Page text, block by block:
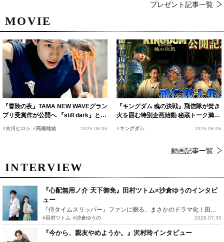
MOVIE
『冒険の夜』TAMA NEW WAVEグラン
プリ受賞作が公開へ 『still dark』と同
時上映決定
#古川ヒロシ #髙橋雄祐 2026.08.06
『キングダム 魂の決戦』飛信隊が焚き
火を囲む特別企画始動 秘蔵トーク満載
の“キングダムキャンプ”開催
#キングダム 2026.08.06
動画記事一覧
INTERVIEW
『心配無用ノ介 天下御免』田村ツトム×沙倉ゆうのインタビ
ュー
『侍タイムスリッパー』ファンに贈る、まさかのドラマ化！田村ツトム×沙倉ゆうのが語る『心配無用ノ介』撮影秘話
#田村ツトム #沙倉ゆうの 2026.07.30
『今から、親友やめようか。』沢村玲インタビュー
プレゼント記事一覧